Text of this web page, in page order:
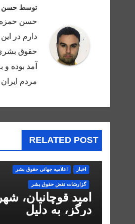
توسط حسن
دارم در
حقوق
آمد بوده
مردم
RELATED POST
اخبار اعلاميه جهانی حقوق بشر
گزارشات نقض حقوق بشر
امید قوچانیان،
درگز، به دلیل